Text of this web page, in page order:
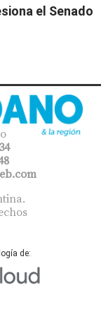
el Senado
de: